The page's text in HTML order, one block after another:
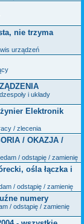
nie trzyma
urządzeń
i układy
Elektronik
/ zlecenia
/ OKAZJA /
/ odstąpię / zamienię
ośla łączka i
/ odstąpię / zamienię
numery
/ odstąpię / zamienię